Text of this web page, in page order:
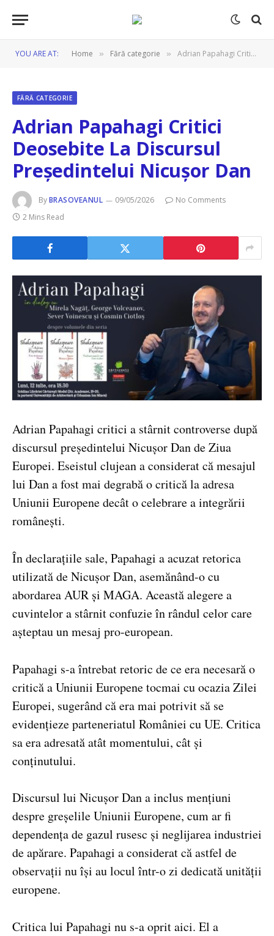
YOU ARE AT: Home » Fără categorie » Adrian Papahagi Critici Deosebite La Discursul Președintelui Nicușor Dan
FĂRĂ CATEGORIE
Adrian Papahagi Critici
Deosebite La Discursul
Președintelui Nicușor Dan
ByBRASOVEANUL 09/05/2026
No Comments
2 Mins Read
Adrian Papahagi critici a stârnit controverse după
discursul președintelui Nicușor Dan de Ziua
Europei. Eseistul clujean a considerat că mesajul
lui Dan a fost mai degrabă o critică la adresa
Uniunii Europene decât o celebrare a integrării
românești.
În declarațiile sale, Papahagi a acuzat retorica
utilizată de Nicușor Dan, asemănând-o cu
abordarea AUR și MAGA. Această alegere a
cuvintelor a stârnit confuzie în rândul celor care
așteptau un mesaj pro-european.
Papahagi s-a întrebat retoric de ce era necesară o
critică a Uniunii Europene tocmai cu ocazia Zilei
Europei, sugerând că era mai potrivit să se
evidențieze parteneriatul României cu UE. Critica
sa era adresată atât momentului, cât și
conținutului.
Discursul lui Nicușor Dan a inclus mențiuni
despre greșelile Uniunii Europene, cum ar fi
dependența de gazul rusesc și neglijarea industriei
de apărare. Papahagi a considerat că astfel de
observații nu își au locul într-o zi dedicată unității
europene.
Critica lui Papahagi nu s-a oprit aici. El a